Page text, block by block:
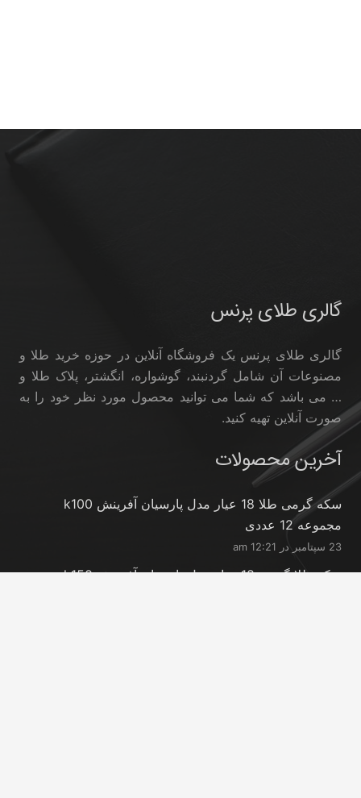
گالری طلای پرنس
گالری طلای پرنس یک فروشگاه آنلاین در حوزه خرید طلا و
مصنوعات آن شامل گردنبند، گوشواره، انگشتر، پلاک طلا و
… می باشد که شما می توانید محصول مورد نظر خود را به
صورت آنلاین تهیه کنید.
آخرین محصولات
سکه گرمی طلا 18 عیار مدل پارسیان آفرینش k100
مجموعه 12 عددی
23 سپتامبر در 12:21 am
سکه طلا گرمی 18 عیار مدل پارسیان آفرینش k150